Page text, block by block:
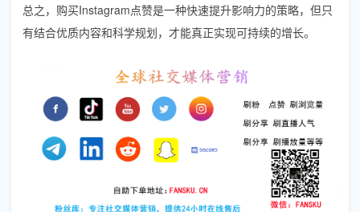
总之，购买Instagram点赞是一种快速提升影响力的策略，但只
有结合优质内容和科学规划，才能真正实现可持续的增长。